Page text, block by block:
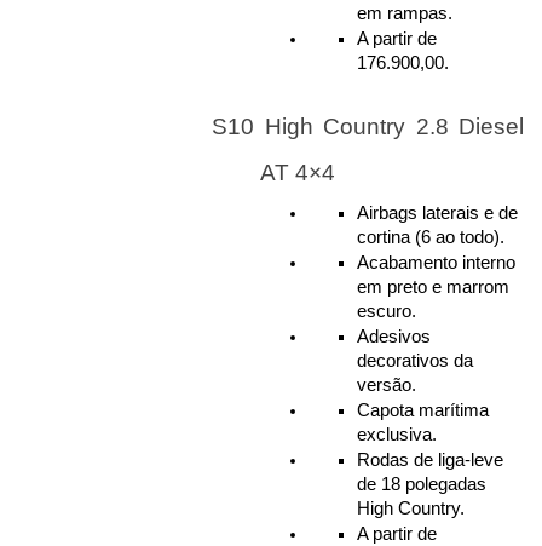
em rampas.
A partir de
176.900,00.
S10 High Country 2.8 Diesel
AT 4×4
Airbags laterais e de
cortina (6 ao todo).
Acabamento interno
em preto e marrom
escuro.
Adesivos
decorativos da
versão.
Capota marítima
exclusiva.
Rodas de liga-leve
de 18 polegadas
High Country.
A partir de